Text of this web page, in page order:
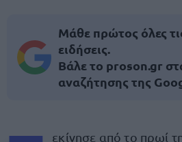
Μάθε πρώτος όλες
ειδήσεις.
Βάλε το proson.gr
αναζήτησης της
εκίνησε από το πρωί